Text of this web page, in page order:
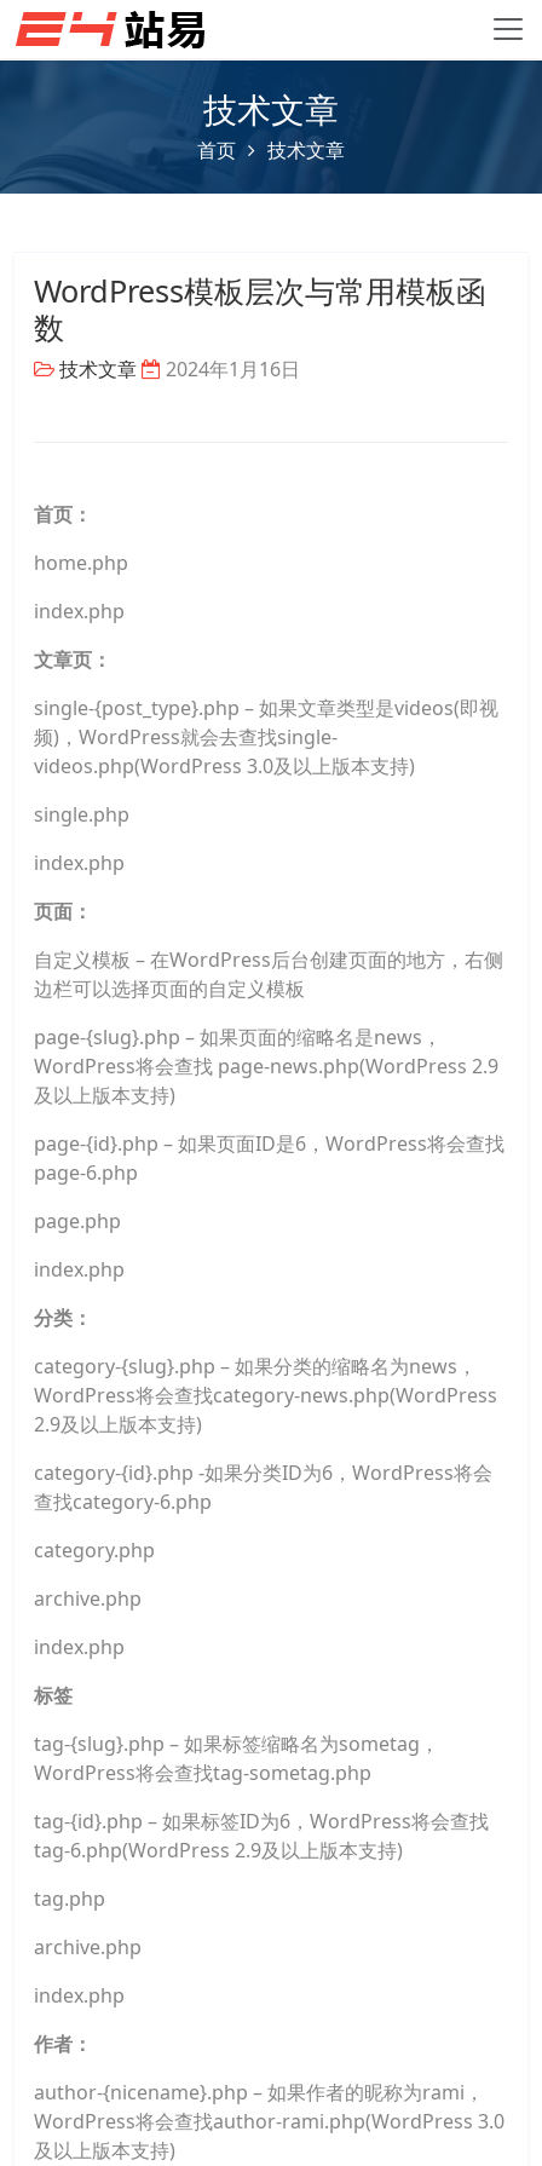
技术文章
首页 技术文章
WordPress模板层次与常用模板函
数
技术文章 2024年1月16日
首页：
home.php
index.php
文章页：
single-{post_type}.php – 如果文章类型是videos(即视
频)，WordPress就会去查找single-
videos.php(WordPress 3.0及以上版本支持)
single.php
index.php
页面：
自定义模板 – 在WordPress后台创建页面的地方，右侧
边栏可以选择页面的自定义模板
page-{slug}.php – 如果页面的缩略名是news，
WordPress将会查找 page-news.php(WordPress 2.9
及以上版本支持)
page-{id}.php – 如果页面ID是6，WordPress将会查找
page-6.php
page.php
index.php
分类：
category-{slug}.php – 如果分类的缩略名为news，
WordPress将会查找category-news.php(WordPress
2.9及以上版本支持)
category-{id}.php -如果分类ID为6，WordPress将会
查找category-6.php
category.php
archive.php
index.php
标签
tag-{slug}.php – 如果标签缩略名为sometag，
WordPress将会查找tag-sometag.php
tag-{id}.php – 如果标签ID为6，WordPress将会查找
tag-6.php(WordPress 2.9及以上版本支持)
tag.php
archive.php
index.php
作者：
author-{nicename}.php – 如果作者的昵称为rami，
WordPress将会查找author-rami.php(WordPress 3.0
及以上版本支持)